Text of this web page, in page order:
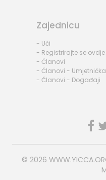
Zajednicu
- Ući
- Registrirajte se ovdje
- Članovi
- Članovi -
- Članovi - Događaji
© 2026